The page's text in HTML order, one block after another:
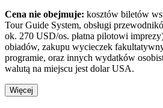
Cena nie obejmuje: kosztów biletów
Tour Guide System, obsługi
ok. 270 USD/os. płatna pilotowi
obiadów, zakupu wycieczek
programie, oraz innych wydatków
walutą na miejscu jest dolar USA.
Więcej